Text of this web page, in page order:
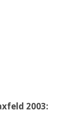
2003: